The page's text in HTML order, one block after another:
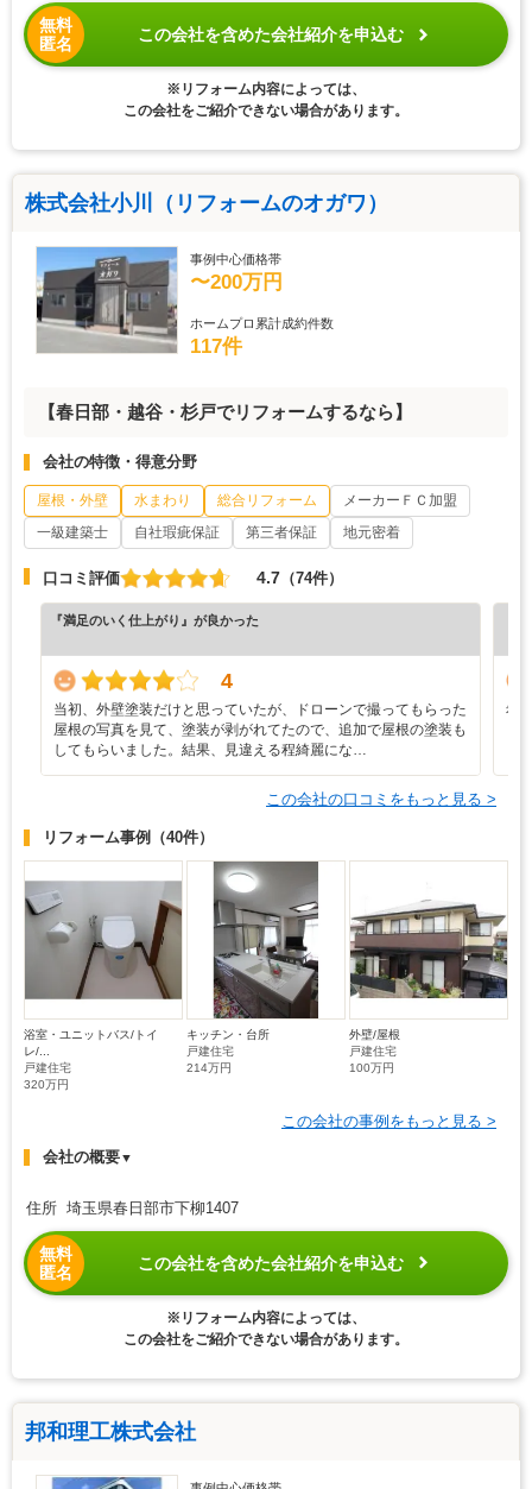
無料
匿名
この会社を含めた会社紹介を申込む
※リフォーム内容によっては、
この会社をご紹介できない場合があります。
株式会社小川（リフォームのオガワ）
事例中心価格帯
〜200万円
ホームプロ累計成約件数
117件
【春日部・越谷・杉戸でリフォームするなら】
会社の特徴・得意分野
屋根・外壁 水まわり 総合リフォーム
メーカーＦＣ加盟
一級建築士
自社瑕疵保証 第三者保証 地元密着
口コミ評価 4.7 （74件）
『満足のいく仕上がり』が良かった
4
当初、外壁塗装だけと思っていたが、ドローンで撮ってもらった
屋根の写真を見て、塗装が剥がれてたので、追加で屋根の塗装も
してもらいました。結果、見違える程綺麗にな…
希
この会社の口コミをもっと見る >
リフォーム事例 （40件）
浴室・ユニットバス/トイ
レ/...
戸建住宅
320万円
キッチン・台所
戸建住宅
214万円
外壁/屋根
戸建住宅
100万円
この会社の事例をもっと見る >
会社の概要▼
住所 埼玉県春日部市下柳1407
無料
匿名
この会社を含めた会社紹介を申込む
※リフォーム内容によっては、
この会社をご紹介できない場合があります。
邦和理工株式会社